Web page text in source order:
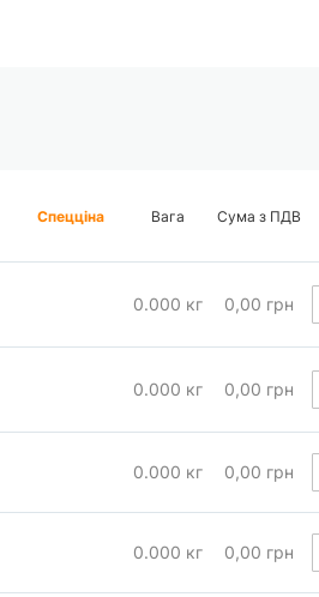
Спецціна Вага Сума з ПДВ
0.000 кг 0,00 грн
0.000 кг 0,00 грн
0.000 кг 0,00 грн
0.000 кг 0,00 грн